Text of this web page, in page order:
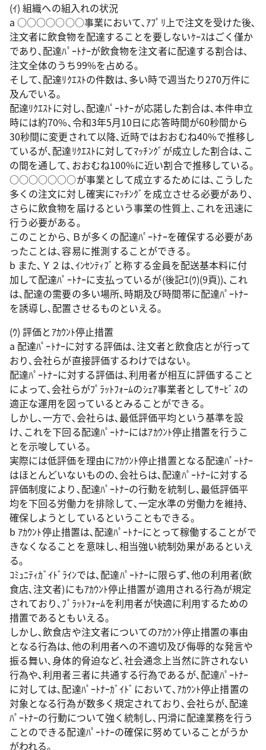
(ｲ) 組織への組入れの状況
a ○○○○○○○事業において､ｱﾌﾟﾘ上で注文を受けた後､
注文者に飲食物を配達することを要しないｹｰｽはごく僅か
であり､配達ﾊﾟｰﾄﾅｰが飲食物を注文者に配達する割合は､
注文全体のうち99%を占める｡
そして､配達ﾘｸｴｽﾄの件数は､多い時で週当たり270万件に
及んでいる｡
配達ﾘｸｴｽﾄに対し､配達ﾊﾟｰﾄﾅｰが応諾した割合は､本件申立
時には約70%､令和3年5月10日に応答時間が60秒間から
30秒間に変更されて以降､近時ではおおむね40%で推移し
ているが､配達ﾘｸｴｽﾄに対してﾏｯﾁﾝｸﾞが成立した割合は､こ
の間を通して､おおむね100%に近い割合で推移している｡
○○○○○○○が事業として成立するためには､こうした
多くの注文に対し確実にﾏｯﾁﾝｸﾞを成立させる必要があり､
さらに飲食物を届けるという事業の性質上､これを迅速に
行う必要がある｡
このことから､Ｂが多くの配達ﾊﾟｰﾄﾅｰを確保する必要があ
ったことは､容易に推測することができる｡
b また､Ｙ２は､ｲﾝｾﾝﾃｨﾌﾞと称する金員を配送基本料に付
加して配達ﾊﾟｰﾄﾅｰに支払っているが(後記ｴ(ｳ)(9頁))､これ
は､配達の需要の多い場所､時期及び時間帯に配達ﾊﾟｰﾄﾅｰ
を誘導し､配置させるものといえる｡
(ｳ) 評価とｱｶｳﾝﾄ停止措置
a 配達ﾊﾟｰﾄﾅｰに対する評価は､注文者と飲食店とが行って
おり､会社らが直接評価するわけではない｡
配達ﾊﾟｰﾄﾅｰに対する評価は､利用者が相互に評価すること
によって､会社らがﾌﾟﾗｯﾄﾌｫｰﾑのｼｪｱ事業者としてｻｰﾋﾞｽの
適正な運用を図っているとみることができる｡
しかし､一方で､会社らは､最低評価平均という基準を設
け､これを下回る配達ﾊﾟｰﾄﾅｰにはｱｶｳﾝﾄ停止措置を行うこ
とを示唆している｡
実際には低評価を理由にｱｶｳﾝﾄ停止措置となる配達ﾊﾟｰﾄﾅｰ
はほとんどいないものの､会社らは､配達ﾊﾟｰﾄﾅｰに対する
評価制度により､配達ﾊﾟｰﾄﾅｰの行動を統制し､最低評価平
均を下回る労働力を排除して､一定水準の労働力を維持､
確保しようとしているということもできる｡
b ｱｶｳﾝﾄ停止措置は､配達ﾊﾟｰﾄﾅｰにとって稼働することがで
きなくなることを意味し､相当強い統制効果があるといえ
る｡
ｺﾐｭﾆﾃｨｶﾞｲﾄﾞﾗｲﾝでは､配達ﾊﾟｰﾄﾅｰに限らず､他の利用者(飲
食店､注文者)にもｱｶｳﾝﾄ停止措置が適用される行為が規定
されており､ﾌﾟﾗｯﾄﾌｫｰﾑを利用者が快適に利用するための
措置であるともいえる｡
しかし､飲食店や注文者についてのｱｶｳﾝﾄ停止措置の事由
となる行為は､他の利用者への不適切及び侮辱的な発言や
振る舞い､身体的脅迫など､社会通念上当然に許されない
行為や､利用者三者に共通する行為であるが､配達ﾊﾟｰﾄﾅｰ
に対しては､配達ﾊﾟｰﾄﾅｰｶﾞｲﾄﾞにおいて､ｱｶｳﾝﾄ停止措置の
対象となる行為が数多く規定されており､会社らが､配達
ﾊﾟｰﾄﾅｰの行動について強く統制し､円滑に配達業務を行う
ことのできる配達ﾊﾟｰﾄﾅｰの確保に努めていることがうか
がわれる｡